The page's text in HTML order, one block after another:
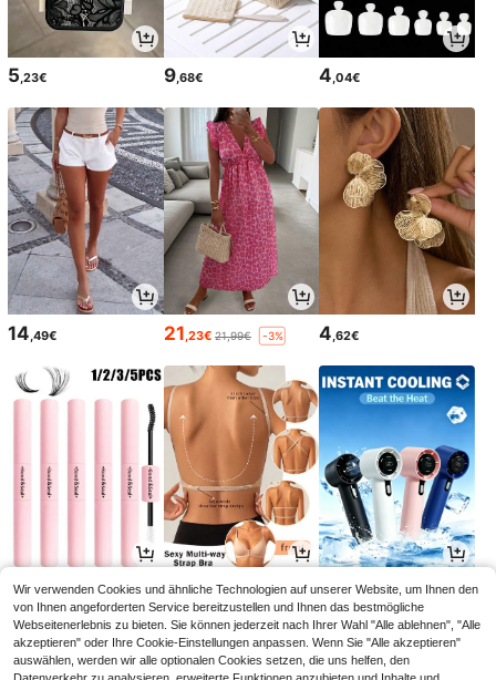
5,23€ 9,68€ 4,04€
14 ,49€ 21 ,23€ 21,99€ -3% 4 ,62€
3,64€3,65€ 7,49€ 2,78€
Wir verwenden Cookies und ähnliche Technologien auf unserer Website, um Ihnen den
von Ihnen angeforderten Service bereitzustellen und Ihnen das bestmögliche
Webseitenerlebnis zu bieten. Sie können jederzeit nach Ihrer Wahl "Alle ablehnen", "Alle
akzeptieren" oder Ihre Cookie-Einstellungen anpassen. Wenn Sie "Alle akzeptieren"
auswählen, werden wir alle optionalen Cookies setzen, die uns helfen, den